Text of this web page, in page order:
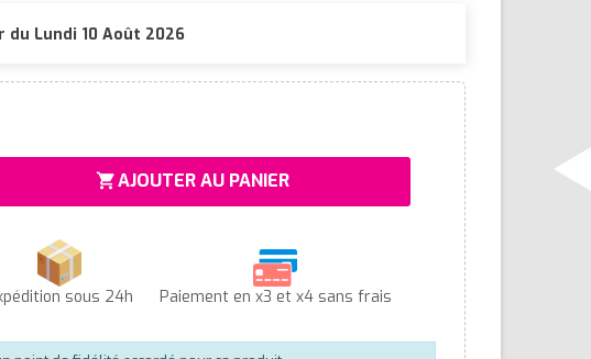
du Lundi 10 Août 2026
shopping_cartAJOUTER AU PANIER
sous 24h Paiement en x3 et x4 sans frais